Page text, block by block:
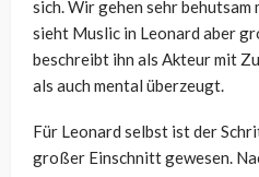
sich. Wir gehen sehr behutsam
sieht Muslic in Leonard aber
beschreibt ihn als Akteur mit
als auch mental überzeugt.
Für Leonard selbst ist der
großer Einschnitt gewesen.